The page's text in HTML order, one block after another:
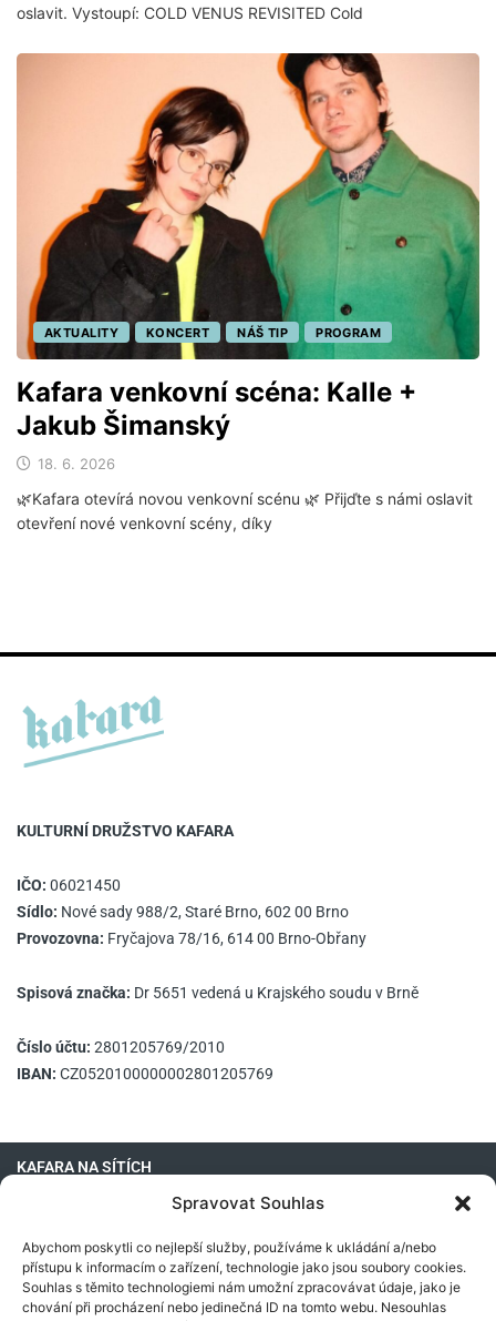
Spravovat Souhlas
Abychom poskytli co nejlepší služby, používáme k ukládání a/nebo
přístupu k informacím o zařízení, technologie jako jsou soubory cookies.
Souhlas s těmito technologiemi nám umožní zpracovávat údaje, jako je
chování při procházení nebo jedinečná ID na tomto webu. Nesouhlas
oslavit. Vystoupí: COLD VENUS REVISITED Cold
AKTUALITY KONCERT NÁŠ TIP PROGRAM
Kafara venkovní scéna: Kalle +
Jakub Šimanský
18. 6. 2026
🌿Kafara otevírá novou venkovní scénu 🌿 Přijďte s námi oslavit
otevření nové venkovní scény, díky
KULTURNÍ DRUŽSTVO KAFARA
IČO: 06021450
Sídlo: Nové sady 988/2, Staré Brno, 602 00 Brno
Provozovna: Fryčajova 78/16, 614 00 Brno-Obřany
Spisová značka: Dr 5651 vedená u Krajského soudu v Brně
Číslo účtu: 2801205769/2010
IBAN: CZ0520100000002801205769
KAFARA NA SÍTÍCH
OTEVÍRACÍ DOBA:
Otevřeno vždy při konání akce.